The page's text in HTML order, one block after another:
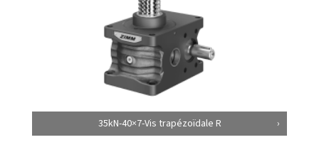
35kN-40×7-Vis trapézoïdale R